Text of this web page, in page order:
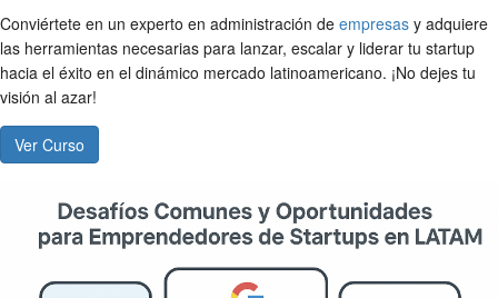
Conviértete en un experto en administración de empresas y adquiere
las herramientas necesarias para lanzar, escalar y liderar tu startup
hacia el éxito en el dinámico mercado latinoamericano. ¡No dejes tu
visión al azar!
Ver Curso